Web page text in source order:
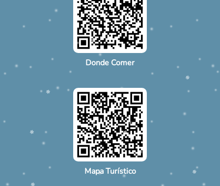
Donde Comer
Mapa Turístico